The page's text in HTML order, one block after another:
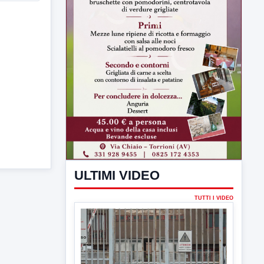
ULTIMI VIDEO
TUTTI I VIDEO